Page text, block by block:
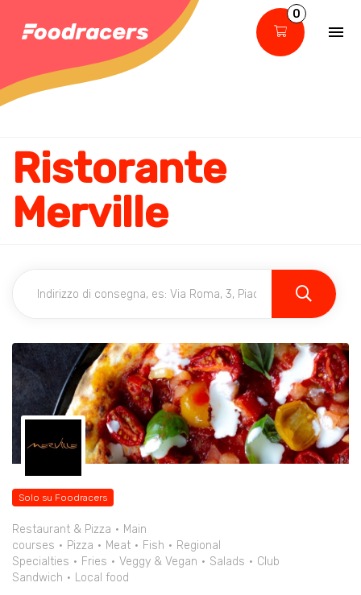
0
Ristorante
Merville
Solo su Foodracers
Restaurant & Pizza
Main
courses
Pizza Meat Fish
Regional
Specialties
Fries Veggy & Vegan Salads
Club
Sandwich
Local food